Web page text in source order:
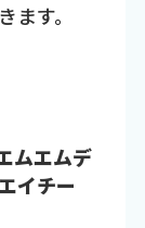
す。
ムエムデ
イチー